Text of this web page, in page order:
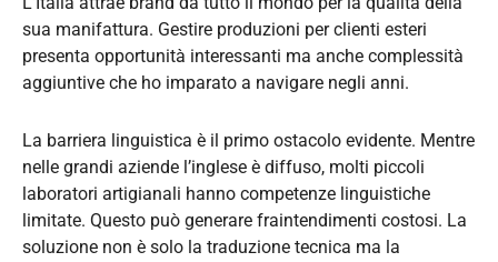
sua manifattura. Gestire produzioni per clienti esteri
presenta opportunità interessanti ma anche complessità
aggiuntive che ho imparato a navigare negli anni.
La barriera linguistica è il primo ostacolo evidente. Mentre
nelle grandi aziende l’inglese è diffuso, molti piccoli
laboratori artigianali hanno competenze linguistiche
limitate. Questo può generare fraintendimenti costosi. La
soluzione non è solo la traduzione tecnica ma la